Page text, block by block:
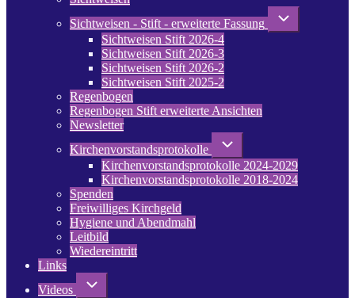
Sichtweisen - Stift - erweiterte Fassung
Unternavigation
Sichtweisen Stift 2026-4
Sichtweisen Stift 2026-3
Sichtweisen Stift 2026-2
Sichtweisen Stift 2025-2
Regenbogen
Regenbogen Stift erweiterte Ansichten
Newsletter
Kirchenvorstandsprotokolle
Unternavigation
Kirchenvorstandsprotokolle
Kirchenvorstandsprotokolle 2024-2029
Kirchenvorstandsprotokolle 2018-2024
Spenden
Freiwilliges Kirchgeld
Hygiene und Abendmahl
Leitbild
Wiedereintritt
Links
Videos
Unternavigation